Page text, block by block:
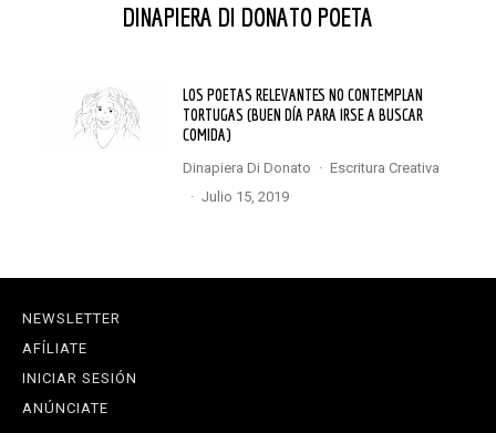
DINAPIERA DI DONATO POETA
LOS POETAS RELEVANTES NO CONTEMPLAN
TORTUGAS (BUEN DÍA PARA IRSE A BUSCAR
COMIDA)
Dinapiera Di Donato ·
Escritura Creativa
·
julio 15, 2019
NEWSLETTER
AFÍLIATE
INICIAR SESIÓN
ANÚNCIATE